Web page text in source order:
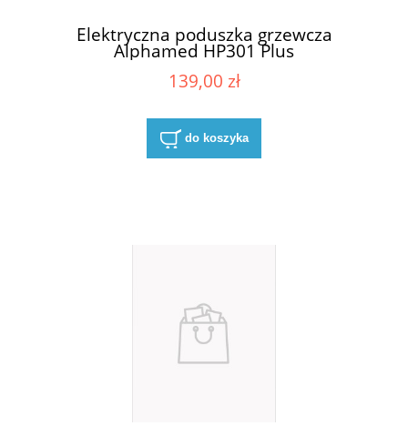
Elektryczna poduszka grzewcza
Alphamed HP301 Plus
139,00 zł
do koszyka